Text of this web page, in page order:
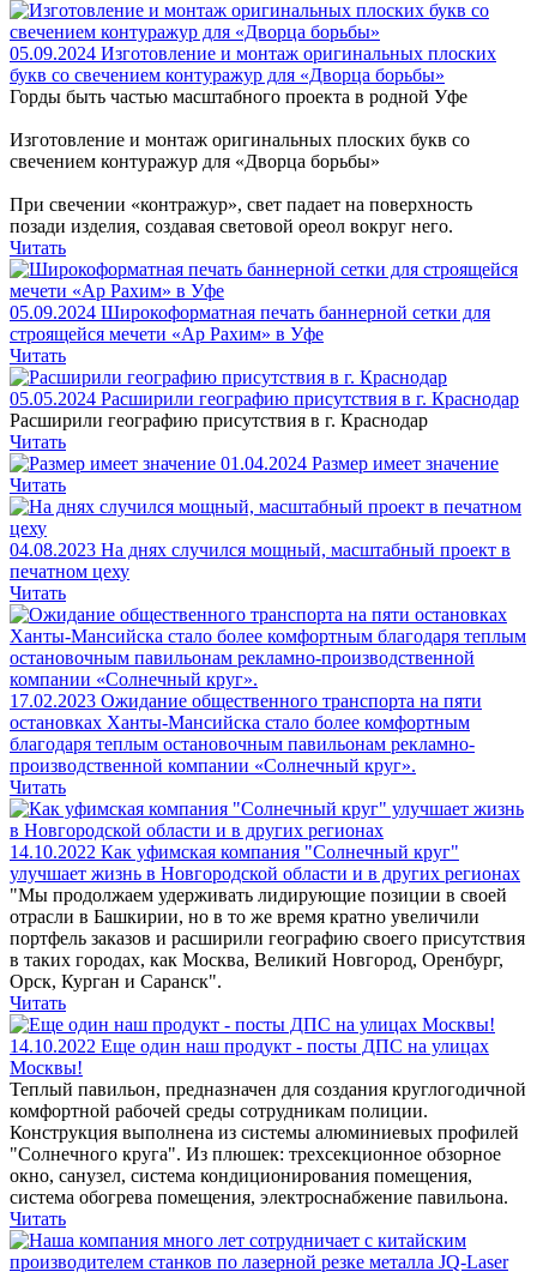
05.09.2024 Изготовление и монтаж оригинальных плоских
букв со свечением контуражур для «Дворца борьбы»
Горды быть частью масштабного проекта в родной Уфе
Изготовление и монтаж оригинальных плоских букв со
свечением контуражур для «Дворца борьбы»
При свечении «контражур», свет падает на поверхность
позади изделия, создавая световой ореол вокруг него.
Читать
05.09.2024 Широкоформатная печать баннерной сетки для
строящейся мечети «Ар Рахим» в Уфе
Читать
05.05.2024 Расширили географию присутствия в г. Краснодар
Расширили географию присутствия в г. Краснодар
Читать
01.04.2024 Размер имеет значение
Читать
04.08.2023 На днях случился мощный, масштабный проект в
печатном цеху
Читать
17.02.2023 Ожидание общественного транспорта на пяти
остановках Ханты-Мансийска стало более комфортным
благодаря теплым остановочным павильонам рекламно-
производственной компании «Солнечный круг».
Читать
14.10.2022 Как уфимская компания "Солнечный круг"
улучшает жизнь в Новгородской области и в других регионах
"Мы продолжаем удерживать лидирующие позиции в своей
отрасли в Башкирии, но в то же время кратно увеличили
портфель заказов и расширили географию своего присутствия
в таких городах, как Москва, Великий Новгород, Оренбург,
Орск, Курган и Саранск".
Читать
14.10.2022 Еще один наш продукт - посты ДПС на улицах
Москвы!
Теплый павильон, предназначен для создания круглогодичной
комфортной рабочей среды сотрудникам полиции.
Конструкция выполнена из системы алюминиевых профилей
"Солнечного круга". Из плюшек: трехсекционное обзорное
окно, санузел, система кондиционирования помещения,
система обогрева помещения, электроснабжение павильона.
Читать